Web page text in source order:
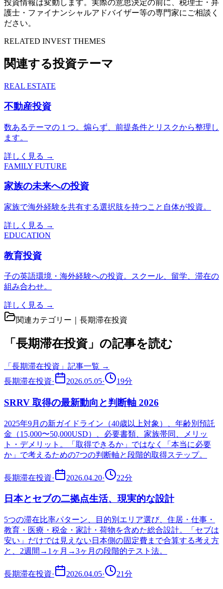
投資情報は変動します。実際の意思決定の前に、税理士・弁
護士・ファイナンシャルアドバイザー等の専門家にご相談く
ださい。
RELATED INVEST THEMES
関連する投資テーマ
REAL ESTATE
不動産投資
数あるテーマの 1 つ。煽らず、前提条件とリスクから整理し
ます。
詳しく見る →
FAMILY FUTURE
家族の未来への投資
家族で海外経験を共有する選択肢を持つこと自体が投資。
詳しく見る →
EDUCATION
教育投資
子の英語環境・海外経験への投資。スクール、留学、滞在の
組み合わせ。
詳しく見る →
関連カテゴリー｜ 長期滞在投資
「長期滞在投資」の記事を読む
「 長期滞在投資 」記事一覧 →
長期滞在投資· 2026.05.05· 19分
SRRV 取得の最新動向と判断軸 2026
2025年9月の新ガイドライン（40歳以上対象）、年齢別預託
金（15,000〜50,000USD）、必要書類、家族帯同、メリッ
ト・デメリット。「取得できるか」ではなく「本当に必要
か」で考えるための7つの判断軸と段階的取得ステップ。
長期滞在投資· 2026.04.20· 22分
日本とセブの二拠点生活、現実的な設計
5つの滞在比率パターン、目的別エリア選び、住居・仕事・
教育・医療・税金・家計・荷物を含めた総合設計。「セブは
安い」だけでは見えない日本側の固定費まで合算する考え方
と、2週間→1ヶ月→3ヶ月の段階的テスト法。
長期滞在投資· 2026.04.05· 21分